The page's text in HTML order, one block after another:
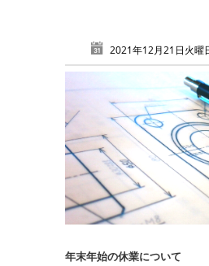
2021年12月21日火曜
年末年始の休業について